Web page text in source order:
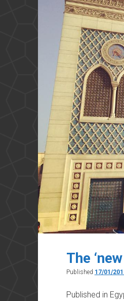
The
Published 17/01/
Published in